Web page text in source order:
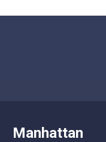
Manhattan